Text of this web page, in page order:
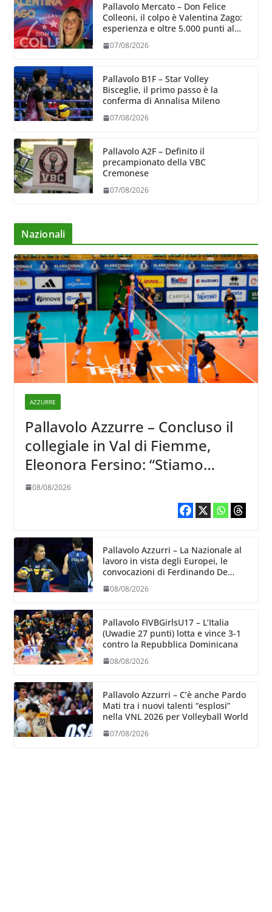
Pallavolo Mercato – Don Felice
Colleoni, il colpo è Valentina Zago:
esperienza e oltre 5.000 punti al
07/08/2026
Pallavolo B1F – Star Volley
Bisceglie, il primo passo è la
conferma di Annalisa Mileno
07/08/2026
Pallavolo A2F – Definito il
precampionato della VBC
Cremonese
07/08/2026
Nazionali
AZZURRE
Pallavolo Azzurre – Concluso il
collegiale in Val di Fiemme,
Eleonora Fersino: “Stiamo
lavorando su quei piccoli
dettagli dove poter migliorare”.
08/08/2026
Pallavolo Azzurri – La Nazionale al
lavoro in vista degli Europei, le
convocazioni di Ferdinando De
Giorgi
08/08/2026
Pallavolo FIVBGirlsU17 – L’Italia
(Uwadie 27 punti) lotta e vince 3-1
contro la Repubblica Dominicana
08/08/2026
Pallavolo Azzurri – C’è anche Pardo
Mati tra i nuovi talenti “esplosi”
nella VNL 2026 per Volleyball World
07/08/2026